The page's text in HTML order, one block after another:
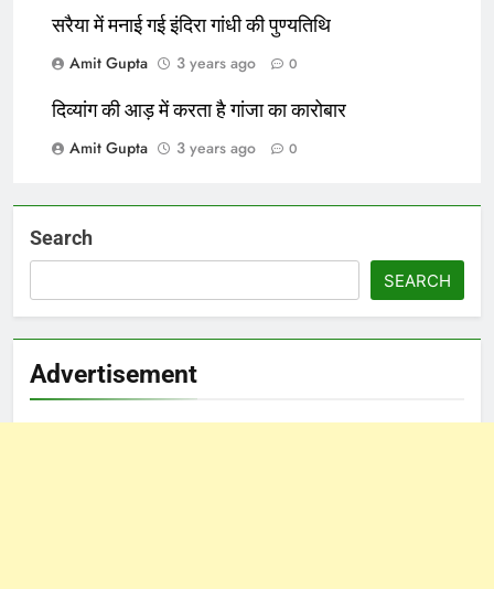
सरैया में मनाई गई इंदिरा गांधी की पुण्यतिथि
Amit Gupta
3 years ago 0
दिव्यांग की आड़ में करता है गांजा का कारोबार
Amit Gupta
3 years ago 0
Search
SEARCH
Advertisement